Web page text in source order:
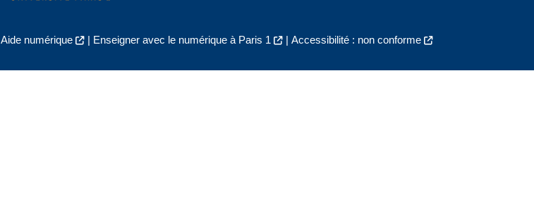
Aide numérique | Enseigner avec le numérique à Paris 1 | Accessibilité : non conforme